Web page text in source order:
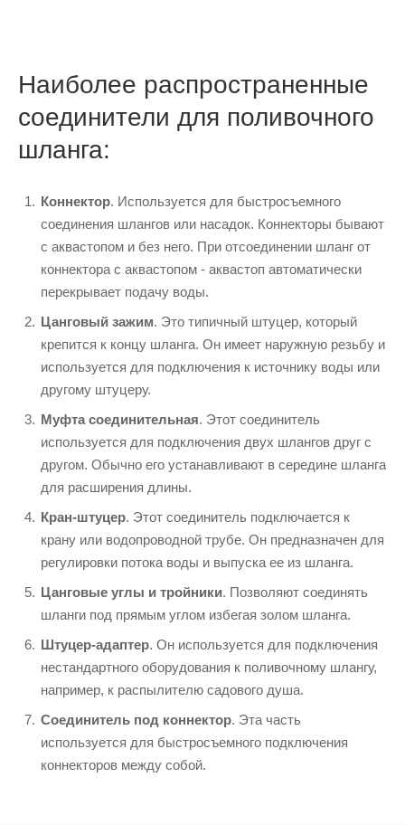
Наиболее распространенные
соединители для поливочного
шланга:
Коннектор. Используется для быстросъемного
соединения шлангов или насадок. Коннекторы бывают
с аквастопом и без него. При отсоединении шланг от
коннектора с аквастопом - аквастоп автоматически
перекрывает подачу воды.
Цанговый зажим. Это типичный штуцер, который
крепится к концу шланга. Он имеет наружную резьбу и
используется для подключения к источнику воды или
другому штуцеру.
Муфта соединительная. Этот соединитель
используется для подключения двух шлангов друг с
другом. Обычно его устанавливают в середине шланга
для расширения длины.
Кран-штуцер. Этот соединитель подключается к
крану или водопроводной трубе. Он предназначен для
регулировки потока воды и выпуска ее из шланга.
Цанговые углы и тройники. Позволяют соединять
шланги под прямым углом избегая золом шланга.
Штуцер-адаптер. Он используется для подключения
нестандартного оборудования к поливочному шлангу,
например, к распылителю садового душа.
Соединитель под коннектор. Эта часть
используется для быстросъемного подключения
коннекторов между собой.